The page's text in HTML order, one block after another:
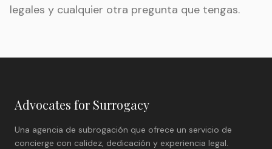
legales y cualquier otra pregunta que tengas.
Advocates for Surrogacy
Una agencia de subrogación que ofrece un servicio de
concierge con calidez, dedicación y experiencia legal.